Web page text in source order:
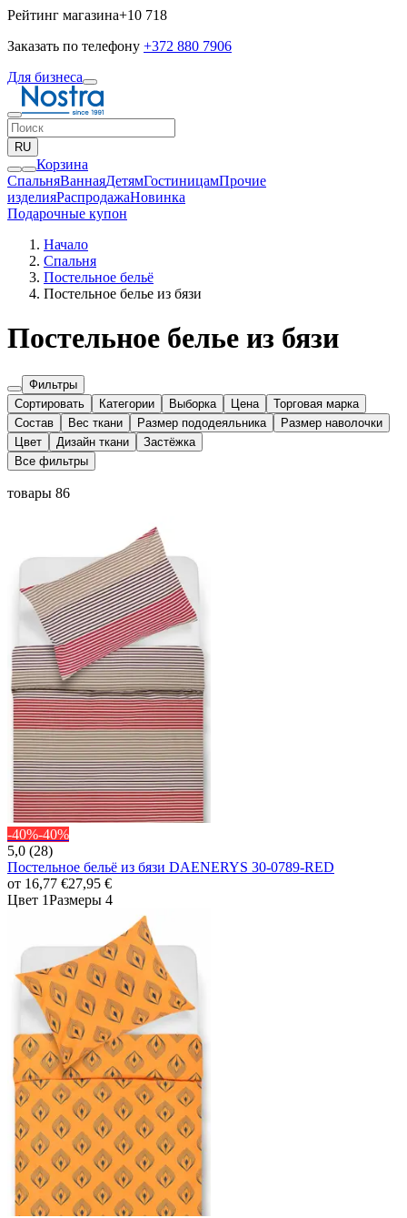
Рейтинг магазина+10 718
Заказать по телефону +372 880 7906
Для бизнеса
RU
Корзина
СпальняВаннаяДетямГостиницамПрочие
изделияPаспродажаНовинка
Подарочные купон
Начало
Спальня
Постельное бельё
Постельное белье из бязи
Постельное белье из бязи
Фильтры
Сортировать
Категории Выборка Цена
Торговая марка
Состав
Вес ткани Размер пододеяльника
Размер наволочки
Цвет
Дизайн ткани
Застёжка
Все фильтры
товары 86
-40%-40%
5,0 (28)
Постельное бельё из бязи DAENERYS 30-0789-RED
от 16,77 €27,95 €
Цвет 1Размеры 4